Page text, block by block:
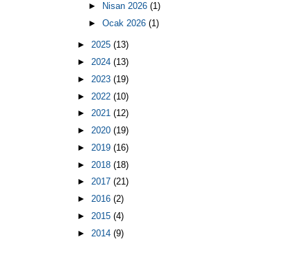
► Nisan 2026 (1)
► Ocak 2026 (1)
► 2025 (13)
► 2024 (13)
► 2023 (19)
► 2022 (10)
► 2021 (12)
► 2020 (19)
► 2019 (16)
► 2018 (18)
► 2017 (21)
► 2016 (2)
► 2015 (4)
► 2014 (9)